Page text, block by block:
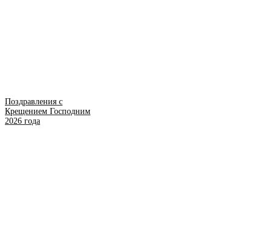
Поздравления с
Крещением Господним
2026 года